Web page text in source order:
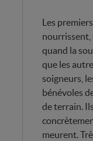
Les
quand la
que les
soigneurs,
bénévoles
de terrain.
meurent.